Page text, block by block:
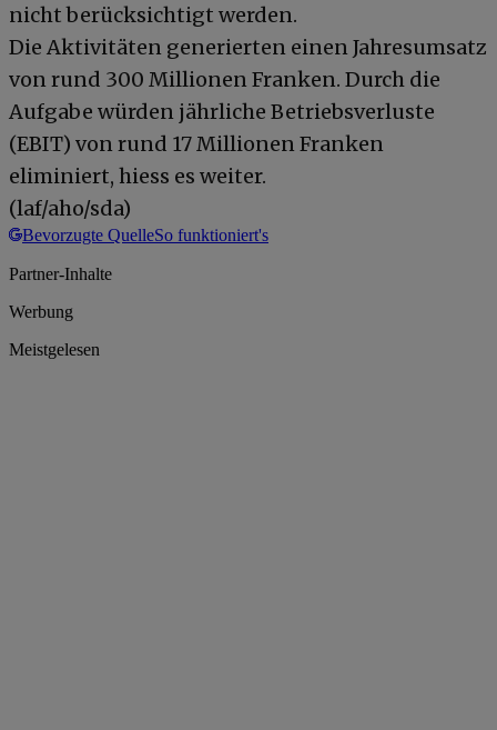
nicht berücksichtigt werden.
Die Aktivitäten generierten einen Jahresumsatz
von rund 300 Millionen Franken. Durch die
Aufgabe würden jährliche Betriebsverluste
(EBIT) von rund 17 Millionen Franken
eliminiert, hiess es weiter.
(laf/aho/sda)
Bevorzugte QuelleSo funktioniert's
Partner-Inhalte
Werbung
Meistgelesen